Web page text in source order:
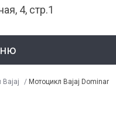
4, стр.1
Bajaj / Мотоцикл Bajaj Dominar